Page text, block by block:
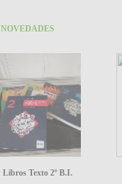
NOVEDADES
Libros Texto 2º B.I.